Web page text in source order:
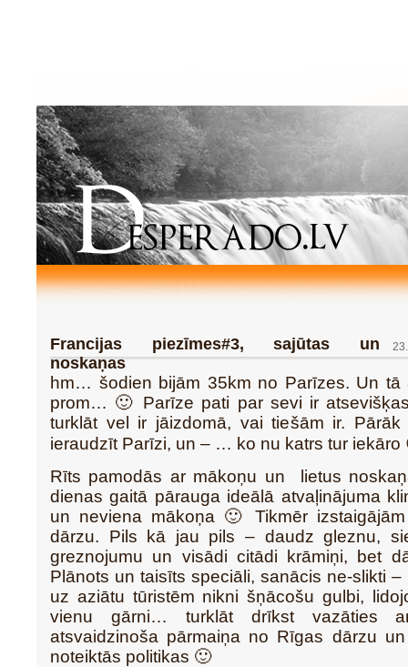
Francijas piezīmes#3, sajūtas un
noskaņas
hm… šodien bijām 35km no Parīzes. Un tā
prom… 🙂 Parīze pati par sevi ir
turklāt vel ir jāizdomā, vai tiešām ir.
ieraudzīt Parīzi, un – … ko nu katrs tur iekāro
Rīts pamodās ar mākoņu un lietus
dienas gaitā pārauga ideālā atvaļinājuma
un neviena mākoņa 🙂 Tikmēr
dārzu. Pils kā jau pils – daudz gleznu,
greznojumu un visādi citādi krāmiņi, bet
Plānots un taisīts speciāli, sanācis ne-slikti
uz aziātu tūristēm nikni šņācošu gulbi,
vienu gārni… turklāt drīkst vazāties
atsvaidzinoša pārmaiņa no Rīgas dārzu
noteiktās politikas 🙂